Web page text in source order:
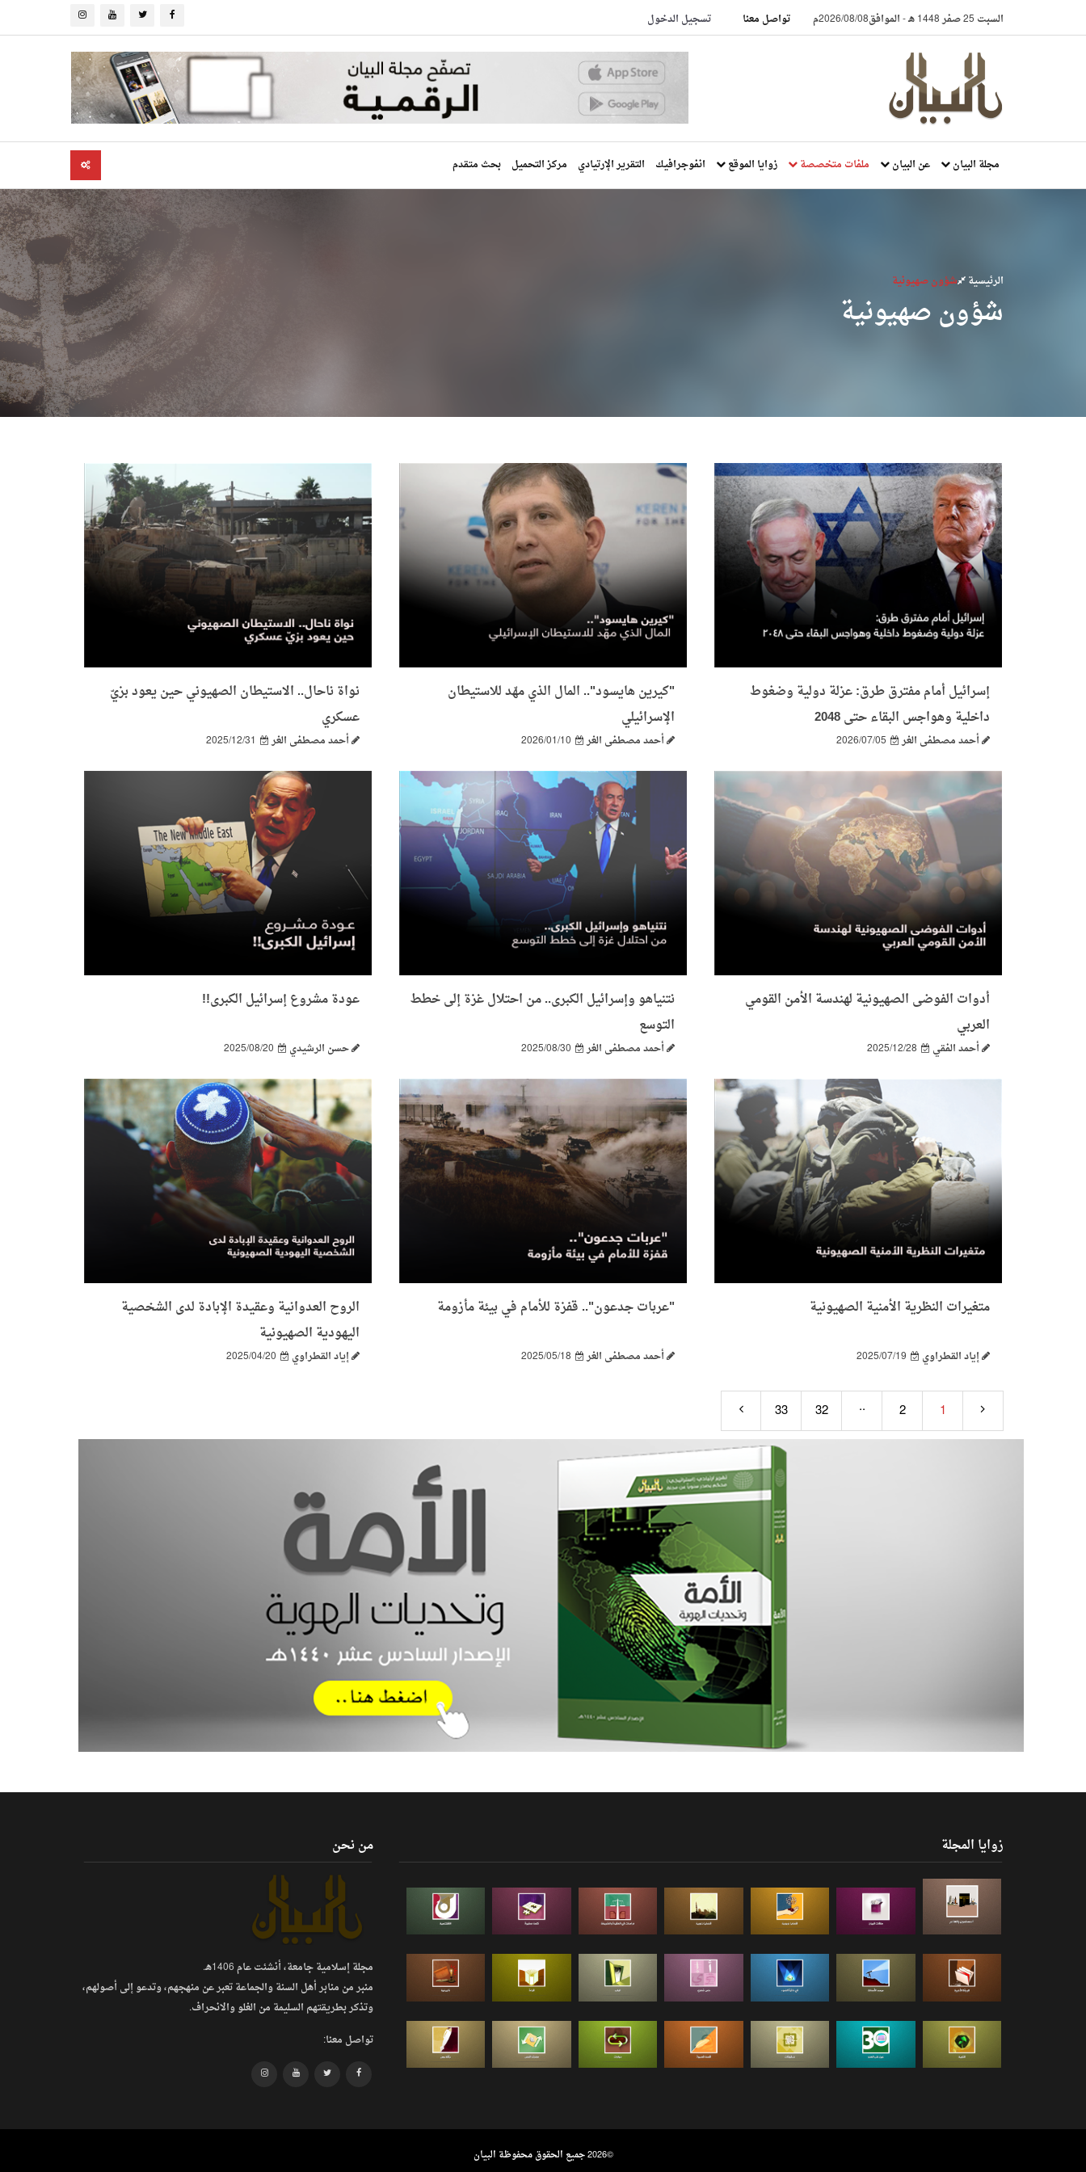
السبت 25 صفر 1448 هـ -الموافق2026/08/08م تواصل معنا تسجيل الدخول
مجلة البيان عن البيان ملفات متخصصة زوايا الموقع انفوجرافيك التقرير الإرتيادي مركز التحميل بحث متقدم
الرئيسية شؤون صهيونية
شؤون صهيونية
إسرائيل أمام مفترق طرق: عزلة دولية وضغوط
داخلية وهواجس البقاء حتى 2048
أحمد مصطفى الغر 2026/07/05
"كيرين هايسود".. المال الذي مهّد للاستيطان
الإسرائيلي
أحمد مصطفى الغر 2026/01/10
نواة ناحال.. الاستيطان الصهيوني حين يعود بزيّ
عسكري
أحمد مصطفى الغر 2025/12/31
أدوات الفوضى الصهيونية لهندسة الأمن القومي
العربي
أحمد الفقي 2025/12/28
نتنياهو وإسرائيل الكبرى.. من احتلال غزة إلى خطط
التوسع
أحمد مصطفى الغر 2025/08/30
عودة مشروع إسرائيل الكبرى!!
حسن الرشيدي 2025/08/20
متغيرات النظرية الأمنية الصهيونية
إياد القطراوي 2025/07/19
"عربات جدعون".. قفزة للأمام في بيئة مأزومة
أحمد مصطفى الغر 2025/05/18
الروح العدوانية وعقيدة الإبادة لدى الشخصية
اليهودية الصهيونية
إياد القطراوي 2025/04/20
1
2
..
32
33
زوايا المجلة من نحن
مجلة إسلامية جامعة، أنشئت عام 1406هـ.
منبر من منابر أهل السنة والجماعة تعبر عن منهجهم، وتدعو إلى أصولهم،
وتذكر بطريقتهم السليمة من الغلو والانحراف.
تواصل معنا:
©2026 جميع الحقوق محفوظة البيان